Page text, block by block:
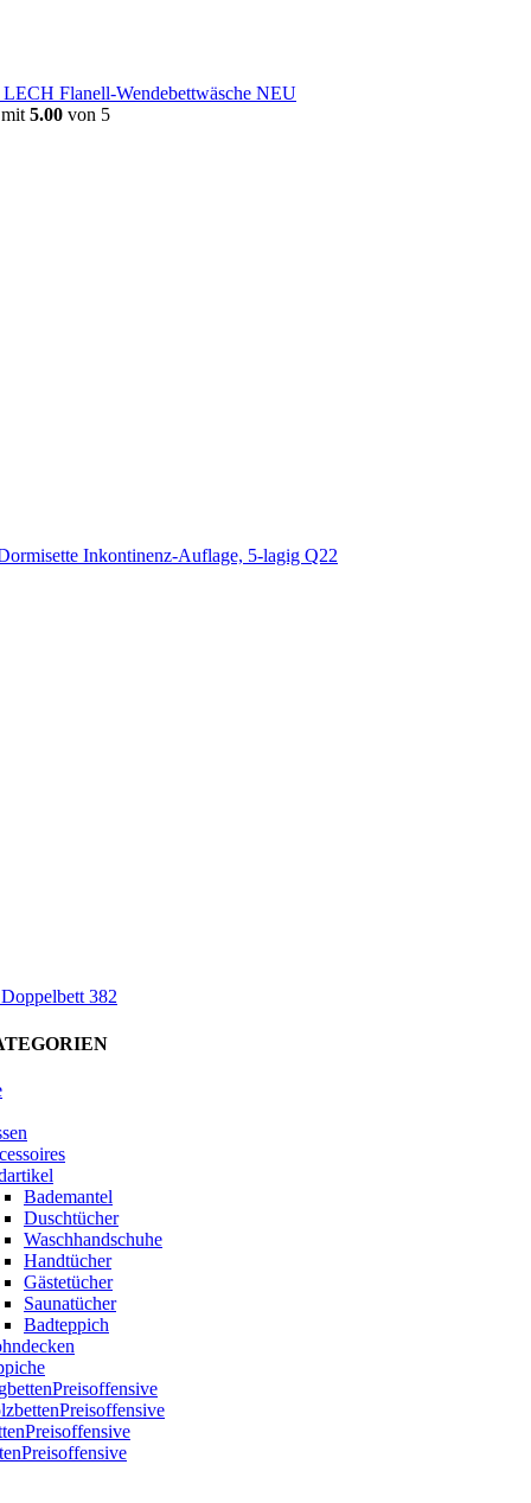
LECH Flanell-Wendebettwäsche NEU
5.00 von 5
Inkontinenz-Auflage, 5-lagig Q22
382
Bademantel
Duschtücher
Waschhandschuhe
Handtücher
Gästetücher
Saunatücher
Badteppich